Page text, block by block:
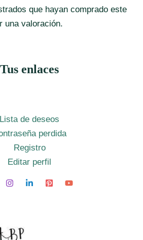
que hayan comprado este
una valoración.
Tus enlaces
Lista de deseos
perdida
Registro
Editar perfil